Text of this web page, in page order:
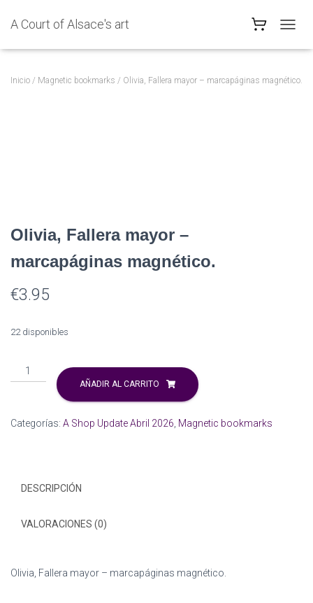
A Court of Alsace's art
A
B
Inicio / Magnetic bookmarks / Olivia, Fallera mayor – marcapáginas magnético.
Olivia, Fallera mayor –
marcapáginas magnético.
€3.95
22 disponibles
Olivia,
Fallera
marcapáginas
AÑADIR AL CARRITO
Categorías: A Shop Update Abril 2026 Magnetic bookmarks
DESCRIPCIÓN
VALORACIONES (0)
Olivia, Fallera mayor – marcapáginas magnético.